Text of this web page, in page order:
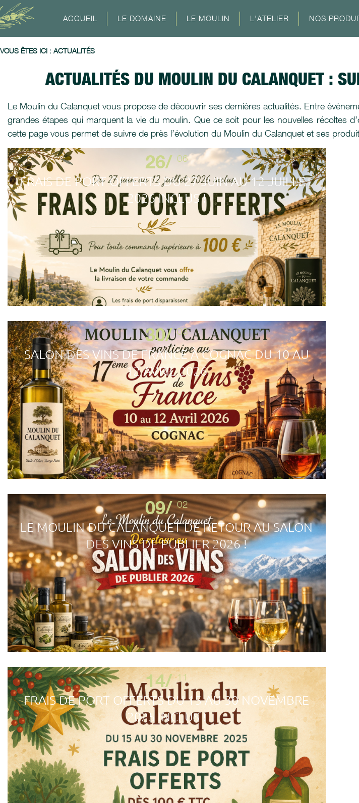
ACCUEIL LE DOMAINE LE MOULIN L'ATELIER NOS
VOUS ÊTES ICI : ACTUALITÉS
ACTUALITÉS DU MOULIN DU CALANQUET :
Le Moulin du Calanquet vous propose de découvrir ses dernières actualités. Entre
grandes étapes qui marquent la vie du moulin. Que ce soit pour les nouvelles récoltes
cette page vous permet de suivre de près l’évolution du Moulin du Calanquet et ses
26/ 06
FRAIS DE PORT OFFERTS DU 27 JUIN AU 12 JUILLET
2026 INCLUS !
30/03
SALON DES VINS DE FRANCE À COGNAC DU 10 AU
12 AVRIL 2026
09/02
LE MOULIN DU CALANQUET DE RETOUR AU SALON
DES VINS DE PUBLIER 2026 !
14/11
FRAIS DE PORT OFFERTS DU 15 AU 30 NOVEMBRE
2025 INCLUS !